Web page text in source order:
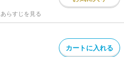
あらすじを見る
カートに入れる